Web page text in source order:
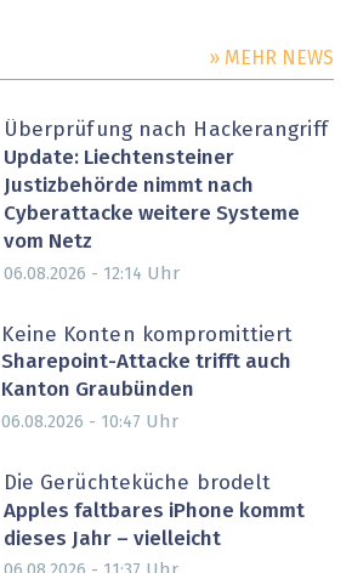
» MEHR NEWS
Überprüfung nach Hackerangriff
Update: Liechtensteiner
Justizbehörde nimmt nach
Cyberattacke weitere Systeme
vom Netz
06.08.2026 - 12:14 Uhr
Keine Konten kompromittiert
Sharepoint-Attacke trifft auch
Kanton Graubünden
06.08.2026 - 10:47 Uhr
Die Gerüchteküche brodelt
Apples faltbares iPhone kommt
dieses Jahr – vielleicht